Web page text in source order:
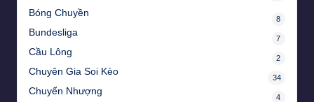
Bóng Chuyền
8
Bundesliga
7
Cầu Lông
2
Chuyên Gia Soi Kèo
34
Chuyển Nhượng
4